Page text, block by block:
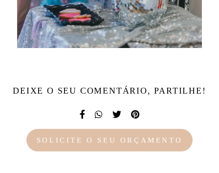
DEIXE O SEU COMENTÁRIO, PARTILHE!
SOLICITE O SEU ORÇAMENTO